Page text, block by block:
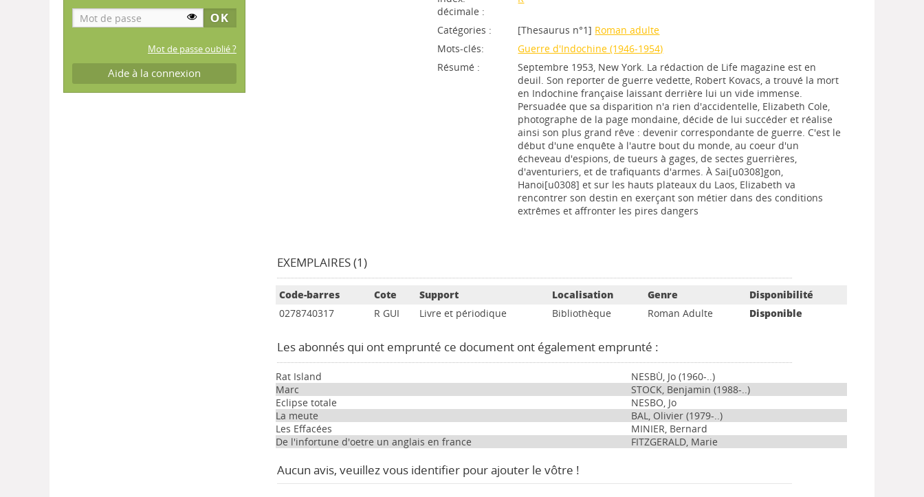
Mot de passe oublié ?
Aide à la connexion
décimale :
Catégories : [Thesaurus n°1] Roman adulte
Mots-clés:
Guerre d'Indochine (1946-1954)
Résumé :
Septembre 1953, New York. La rédaction de Life magazine est en
deuil. Son reporter de guerre vedette, Robert Kovacs, a trouvé la mort
en Indochine française laissant derrière lui un vide immense.
Persuadée que sa disparition n'a rien d'accidentelle, Elizabeth Cole,
photographe de la page mondaine, décide de lui succéder et réalise
ainsi son plus grand rêve : devenir correspondante de guerre. C'est le
début d'une enquête à l'autre bout du monde, au coeur d'un
écheveau d'espions, de tueurs à gages, de sectes guerrières,
d'aventuriers, et de trafiquants d'armes. À Sai[u0308]gon,
Hanoi[u0308] et sur les hauts plateaux du Laos, Elizabeth va
rencontrer son destin en exerçant son métier dans des conditions
extrêmes et affronter les pires dangers
EXEMPLAIRES (1)
Code-barres Cote Support Localisation Genre
Disponibilité
0278740317
R GUI Livre et périodique Bibliothèque Roman Adulte Disponible
Les abonnés qui ont emprunté ce document ont également emprunté :
Rat Island
NESBÙ, Jo (1960-..)
Marc
STOCK, Benjamin (1988-..)
Eclipse totale
NESBO, Jo
La meute
BAL, Olivier (1979-..)
Les Effacées
MINIER, Bernard
De l'infortune d'oetre un anglais en france
FITZGERALD, Marie
Aucun avis, veuillez vous identifier pour ajouter le vôtre !